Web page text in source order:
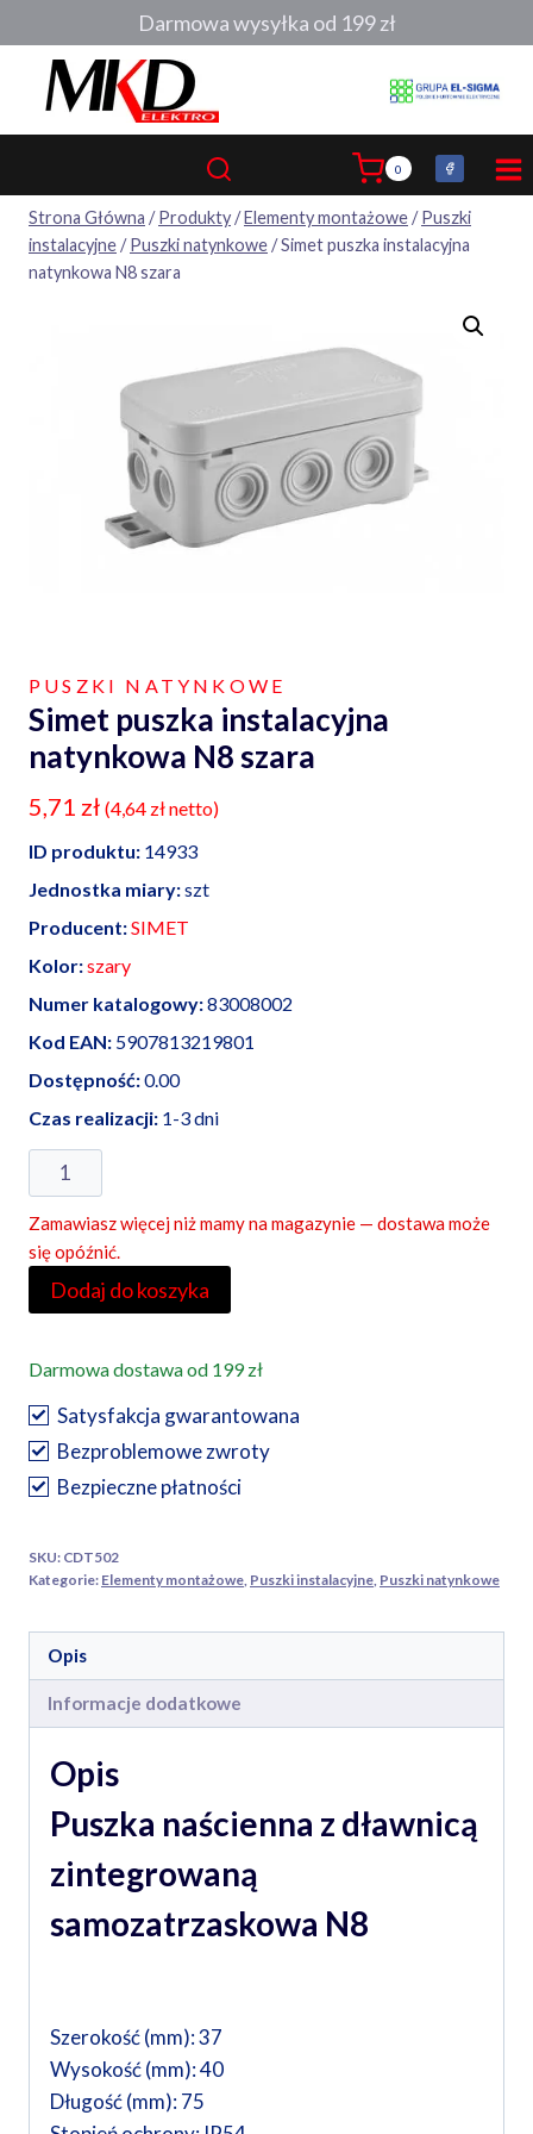
do
0
Strona Główna / Produkty/Elementy montażowe/ Puszki
instalacyjne/ Puszki natynkowe/Simet puszka instalacyjna
natynkowa N8 szara
PUSZKI NATYNKOWE
Simet puszka instalacyjna
natynkowa N8 szara
5,71 zł (4,64 złnetto)
ID produktu: 14933
Jednostka miary:szt
Producent:SIMET
Kolor:szary
Numer katalogowy:83008002
Kod EAN: 5907813219801
Dostępność:0.00
Czas realizacji: 1-3 dni
ilość
Simet
puszka
instalacyjna
natynkowa
Zamawiasz więcej niż mamy na magazynie — dostawa może
się opóźnić.
Dodaj do koszyka
Darmowa dostawa od 199 zł
Satysfakcja gwarantowana
Bezproblemowe zwroty
Bezpieczne płatności
SKU: CDT502
Kategorie: Elementy montażowe Puszki instalacyjne Puszki natynkowe
Opis
Informacje dodatkowe
Opis
Puszka naścienna z dławnicą
zintegrowaną
samozatrzaskowa N8
Szerokość (mm): 37
Wysokość (mm): 40
Długość (mm): 75
Darmowa wysyłka od 199 zł